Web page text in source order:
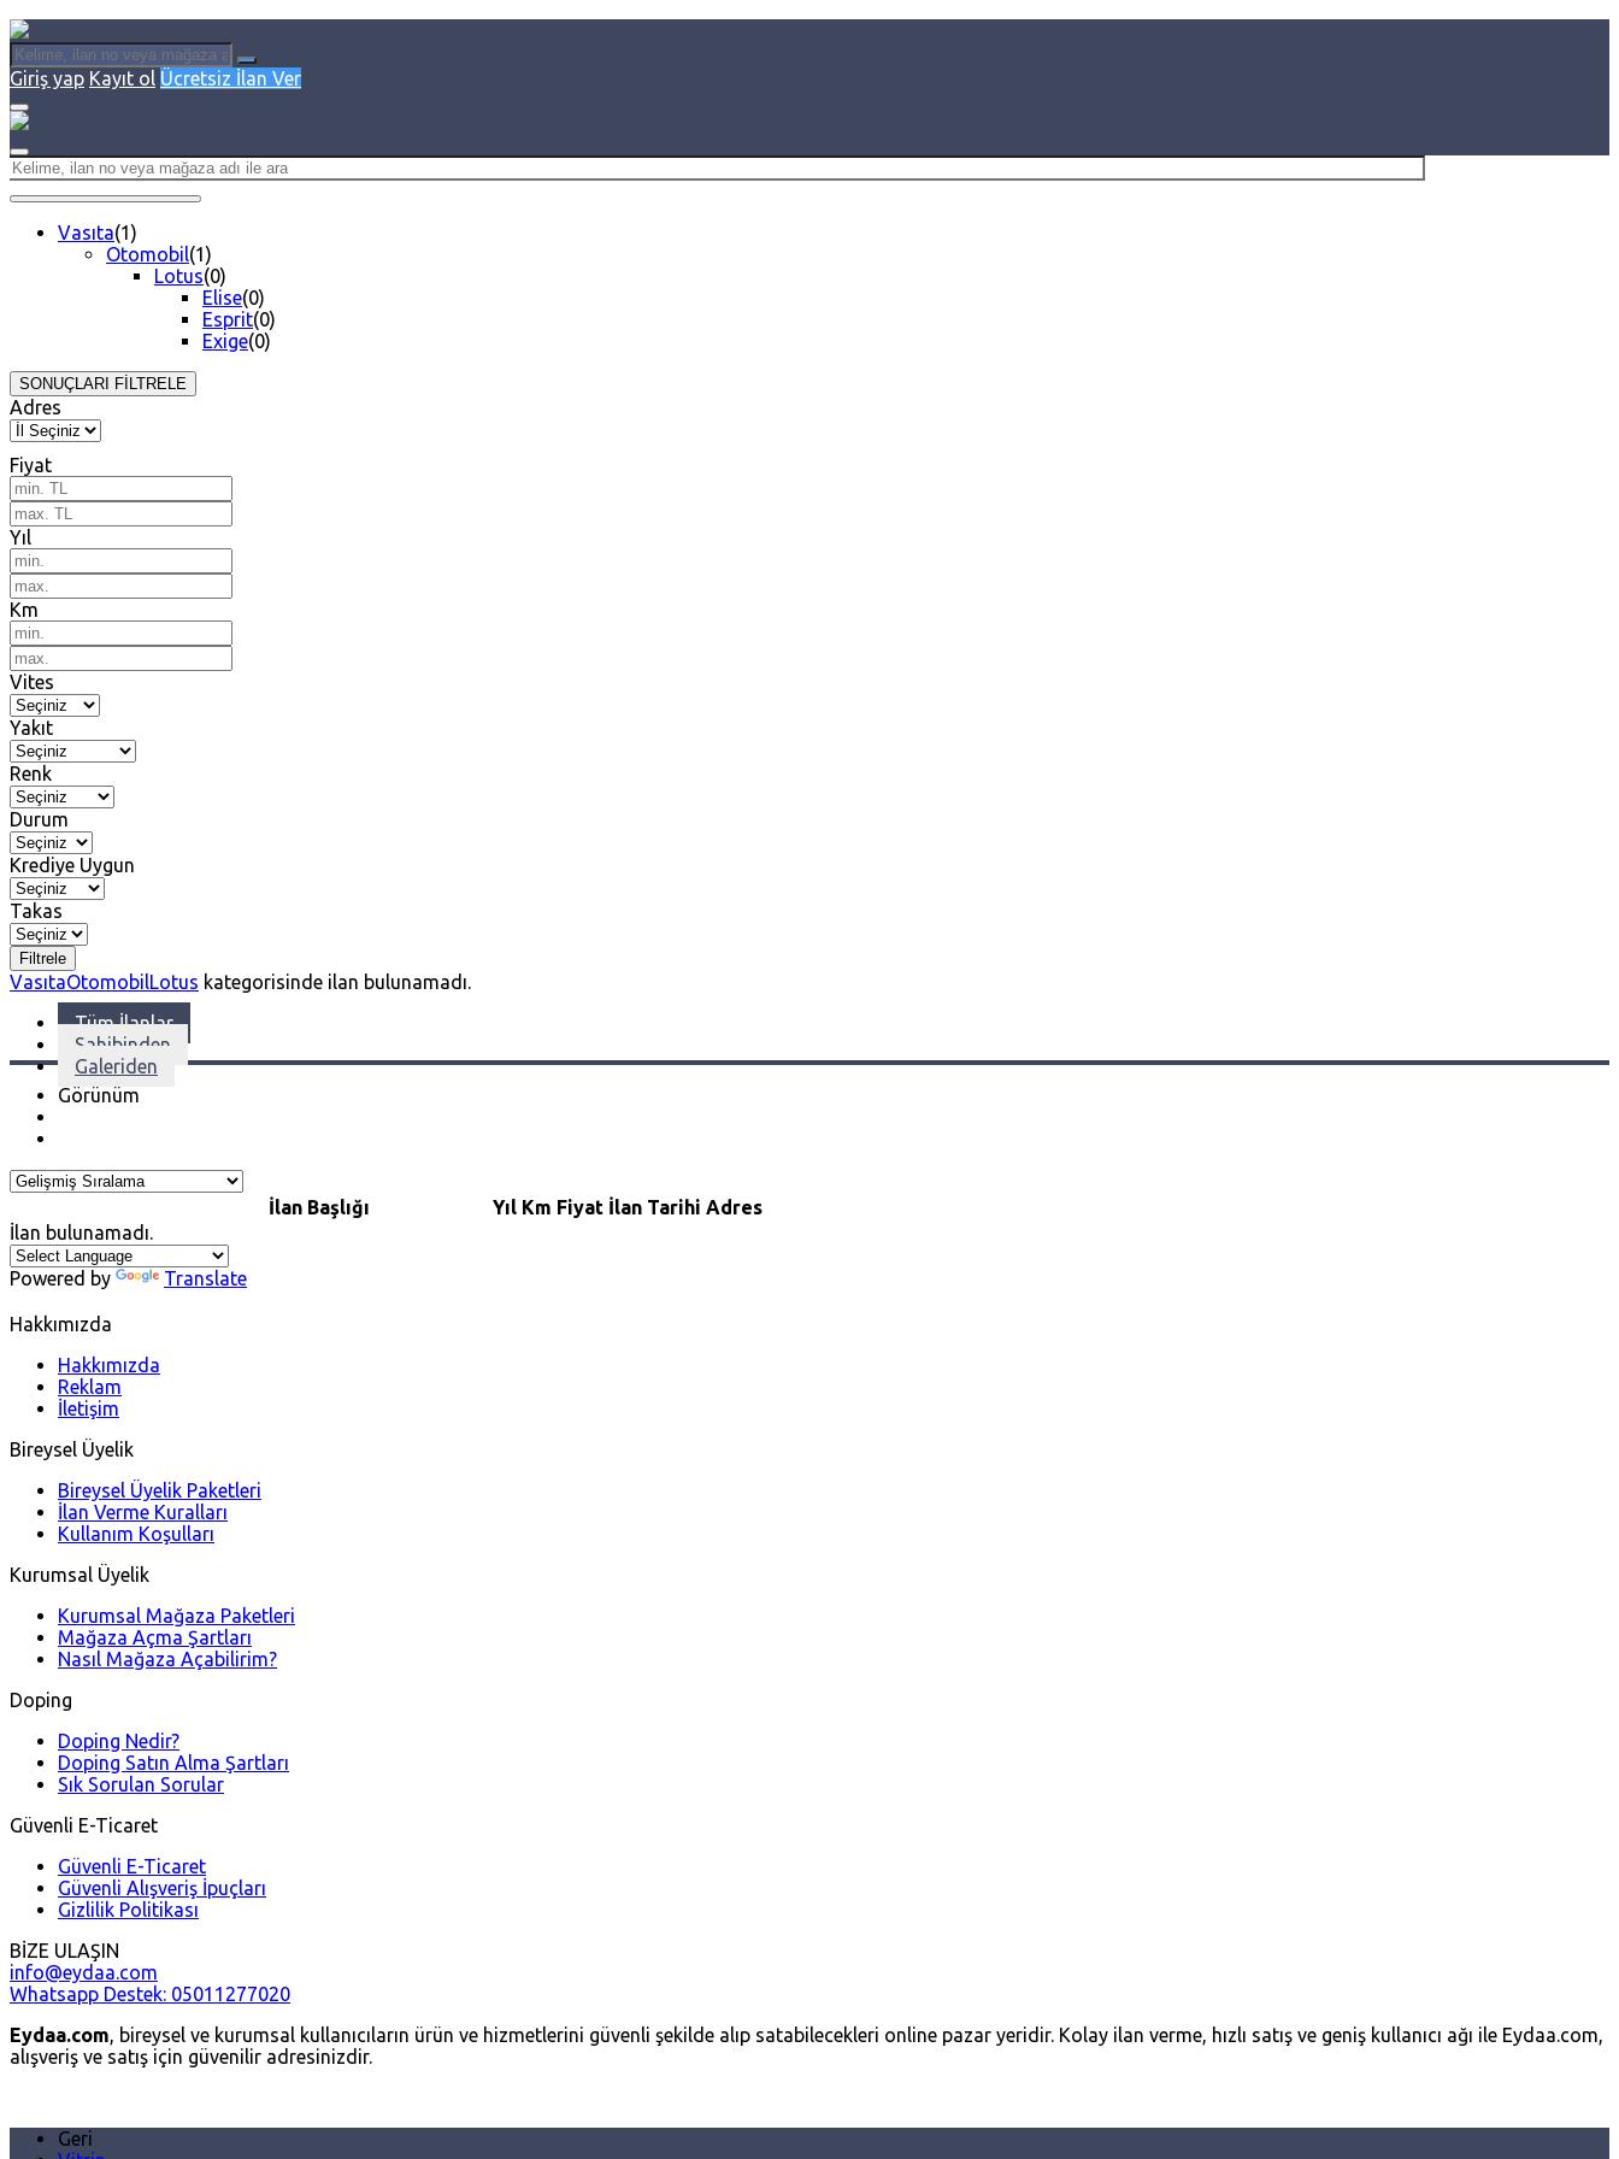
Giriş yap Kayıt ol Ücretsiz İlan Ver
Vasıta(1)
Otomobil(1)
Lotus(0)
Elise(0)
Esprit(0)
Exige(0)
SONUÇLARI FİLTRELE
Adres
Fiyat
Yıl
Km
Vites
Yakıt
Renk
Durum
Krediye Uygun
Takas
Filtrele
VasıtaOtomobilLotus kategorisinde ilan bulunamadı.
Tüm İlanlar
Sahibinden
Galeriden
Görünüm
İlan Başlığı Yıl Km Fiyat İlan Tarihi Adres
İlan bulunamadı.
Powered by Translate
Hakkımızda
Hakkımızda
Reklam
İletişim
Bireysel Üyelik
Bireysel Üyelik Paketleri
İlan Verme Kuralları
Kullanım Koşulları
Kurumsal Üyelik
Kurumsal Mağaza Paketleri
Mağaza Açma Şartları
Nasıl Mağaza Açabilirim?
Doping
Doping Nedir?
Doping Satın Alma Şartları
Sık Sorulan Sorular
Güvenli E-Ticaret
Güvenli E-Ticaret
Güvenli Alışveriş İpuçları
Gizlilik Politikası
BİZE ULAŞIN
info@eydaa.com
Whatsapp Destek: 05011277020
Eydaa.com, bireysel ve kurumsal kullanıcıların ürün ve hizmetlerini güvenli şekilde alıp satabilecekleri online pazar yeridir. Kolay ilan verme, hızlı satış ve geniş kullanıcı ağı ile Eydaa.com,
alışveriş ve satış için güvenilir adresinizdir.
Geri